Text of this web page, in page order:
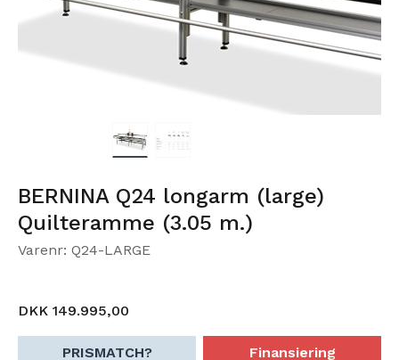
BERNINA Q24 longarm (large)
Quilteramme (3.05 m.)
Varenr: Q24-LARGE
DKK 149.995,00
PRISMATCH? Finansiering